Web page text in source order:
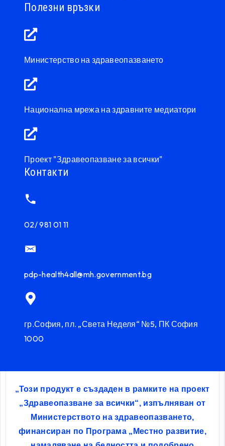
Полезни връзки
Министерство на здравеопазването
Национална мрежа на здравните медиатори
Проект "Здравеопазване за всички"
Контакти
02/ 981 01 11
pdp-health4all@mh.government.bg
гр.София, пл. „Света Неделя“ №5, ПК София
1000
„Този продукт е създаден в рамките на проект
„Здравеопазване за всички“, изпълняван от
Министерството на здравеопазването,
финансиран по Програма „Местно развитие,